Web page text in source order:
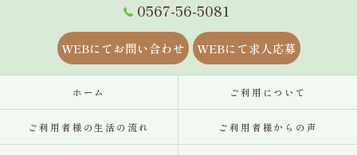
0567-56-5081
WEBにてお問い合わせ WEBにて求人応募
ホーム ご利用について
ご利用者様の生活の流れ ご利用者様からの声